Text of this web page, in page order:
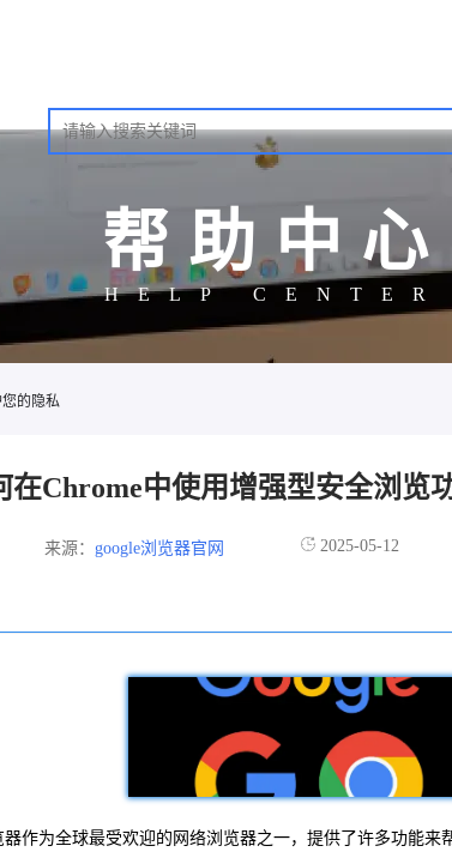
帮助中心
HELP CENTER
的隐私
在Chrome中使用增强型安全浏览
来源： google浏览器官网 2025-05-12
作为全球最受欢迎的网络浏览器之一，提供了许多功能